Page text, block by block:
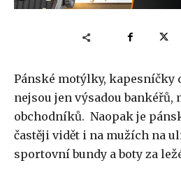
Pánské motýlky, kapesníčky
nejsou jen výsadou bankéřů,
obchodníků. Naopak je
častěji vidět i na mužích na
sportovní bundy a boty za